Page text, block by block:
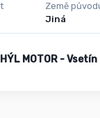
Země
Jiná
MOTOR - Vsetín